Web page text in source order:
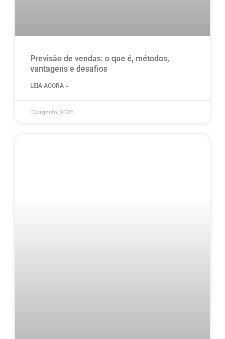
Previsão de vendas: o que é, métodos,
vantagens e desafios
LEIA AGORA »
03 agosto, 2026